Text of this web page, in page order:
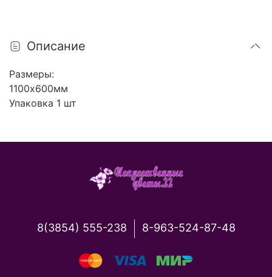
Описание
Размеры:
1100х600мм
Упаковка 1 шт
8(3854) 555-238 8-963-524-87-48